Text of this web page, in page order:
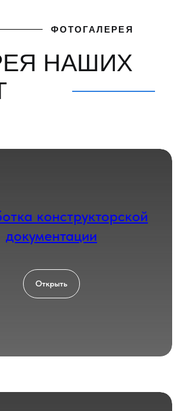
конструкторской
документации
Открыть
mk@severgarant.com
вашего
его перебьём
обработки